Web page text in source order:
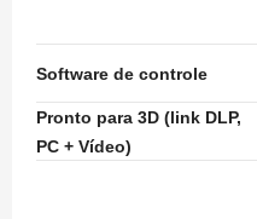
Software de controle
Pronto para 3D (link DLP,
PC + Vídeo)